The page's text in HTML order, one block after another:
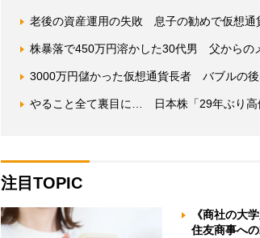
老後の資産運用の失敗 息子の勧めで仮想通
株暴落で450万円溶かした30代男 父からの
3000万円儲かった仮想通貨長者 バブルの後
やること全て裏目に… 日本株「29年ぶり高
注目TOPIC
《商社の大
住友商事へ